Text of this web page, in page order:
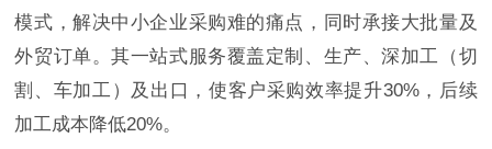
模式，解决中小企业采购难的痛点，同时承接大批量及
外贸订单。其一站式服务覆盖定制、生产、深加工（切
割、车加工）及出口，使客户采购效率提升30%，后续
加工成本降低20%。